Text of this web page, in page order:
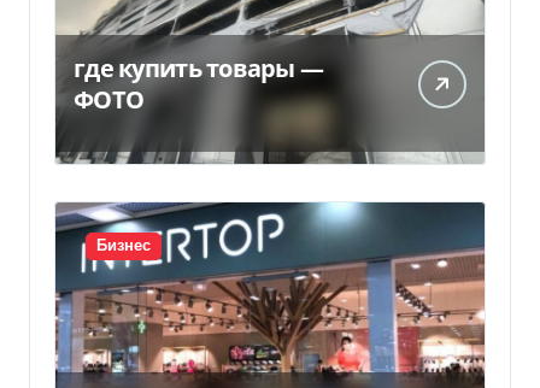
где купить товары —
ФОТО
Бизнес